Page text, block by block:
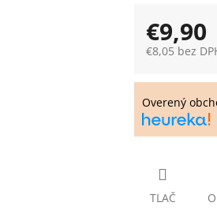
TLAČ
€9,90
€8,05 bez
cena:
Overený